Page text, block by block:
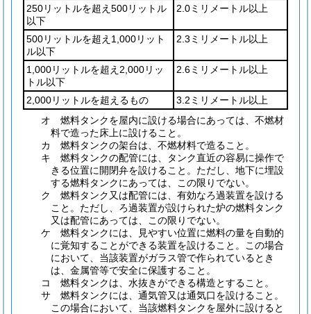
250リットルを超え500リットル
以下
2.0ミリメートル以上
500リットルを超え1,000リット
ル以下
2.3ミリメートル以上
1,000リットルを超え2,000リッ
トル以下
2.6ミリメートル以上
2,000リットルを超えるもの
3.2ミリメートル以上
オ
燃料タンクを屋内に設ける場合にあっては、不燃材
料で造った床上に設けること。
カ
燃料タンクの架台は、不燃材料で造ること。
キ
燃料タンクの配管には、タンク直近の容易に操作で
きる位置に開閉弁を設けること。 ただし、地下に埋設
する燃料タンクにあっては、この限りでない。
ク
燃料タンク又は配管には、有効なろ過装置を設ける
こと。 ただし、ろ過装置が設けられた炉の燃料タンク
又は配管にあっては、この限りでない。
ケ
燃料タンクには、見やすい位置に燃料の量を自動的
に覚知することができる装置を設けること。
この場合
において、当該装置がガラス管で作られているとき
は、金属管等で安全に保護すること。
コ
燃料タンクは、水抜きができる構造とすること。
サ
燃料タンクには、通気管又は通気口を設けること。
この場合において、当該燃料タンクを屋外に設けると